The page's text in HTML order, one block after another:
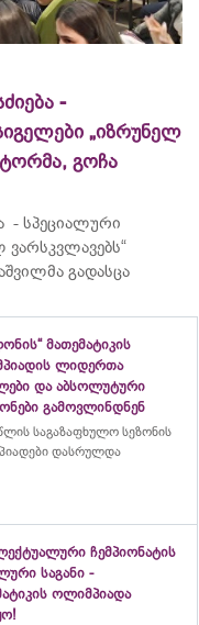
-
„იზრუნელ
გოჩა
- სპეციალური
გადასცა
მათემატიკის
ლიდერთა
და აბსოლუტური
გამოვლინდნენ
საგაზაფხულო სეზონის
დასრულდა
ჩემპიონატის
საგანი -
ოლიმპიადა